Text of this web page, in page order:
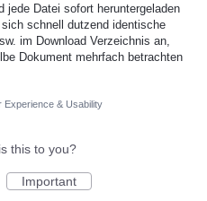
jede Datei sofort heruntergeladen
schnell dutzend identische
im Download Verzeichnis an,
Dokument mehrfach betrachten
Experience & Usability
this to you?
Important